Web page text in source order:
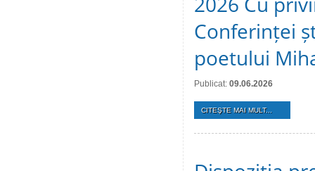
Conferinței
poetului
Publicat: 09.06.2026
CITEŞTE MAI MULT...